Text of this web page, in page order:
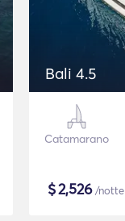
Bali 4.5
Catamarano
$2,526/notte